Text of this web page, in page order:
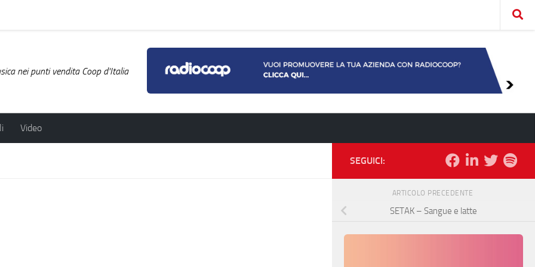
nei punti vendita Coop d'Italia
Video
SEGUICI:
ARTICOLO PRECEDENTE
SETAK – Sangue e latte